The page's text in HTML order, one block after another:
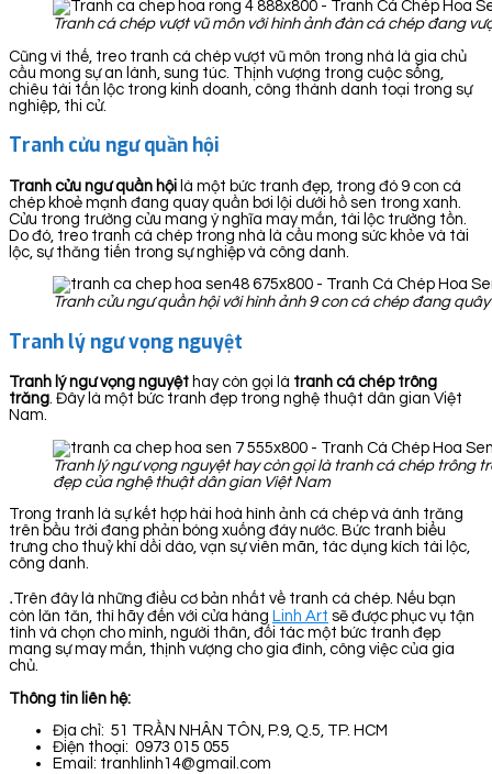
Tranh cá chép vượt vũ môn với hình ảnh đàn cá chép đang
Cũng vì thế, treo tranh cá chép vượt vũ môn trong nhà là gia chủ
cầu mong sự an lành, sung túc. Thịnh vượng trong cuộc sống,
chiêu tài tấn lộc trong kinh doanh, công thành danh toại trong sự
nghiệp, thi cử.
Tranh cửu ngư quần hội
Tranh cửu ngư quần hội là một bức tranh đẹp, trong đó 9 con cá
chép khoẻ mạnh đang quay quần bơi lội dưới hồ sen trong xanh.
Cửu trong trường cửu mang ý nghĩa may mắn, tài lộc trường tồn.
Do đó, treo tranh cá chép trong nhà là cầu mong sức khỏe và tài
lộc, sự thăng tiến trong sự nghiệp và công danh.
Tranh cửu ngư quần hội với hình ảnh 9 con cá chép đang
Tranh lý ngư vọng nguyệt
Tranh lý ngư vọng nguyệt hay còn gọi là tranh cá chép trông
trăng . Đây là một bức tranh đẹp trong nghệ thuật dân gian Việt
Nam.
Tranh lý ngư vọng nguyệt hay còn gọi là tranh cá chép trông
đẹp của nghệ thuật dân gian Việt Nam
Trong tranh là sự kết hợp hài hoà hình ảnh cá chép và ánh trăng
trên bầu trời đang phản bóng xuống đáy nước. Bức tranh biểu
trưng cho thuỷ khí dồi dào, vạn sự viên mãn, tác dụng kích tài lộc,
công danh.
.Trên đây là những điều cơ bản nhất về tranh cá chép. Nếu bạn
còn lăn tăn, thì hãy đến với cửa hàng Linh Art sẽ được phục vụ tận
tình và chọn cho mình, người thân, đối tác một bức tranh đẹp
mang sự may mắn, thịnh vượng cho gia đình, công việc của gia
chủ.
Thông tin liên hệ:
Địa chỉ: 51 TRẦN NHÂN TÔN, P.9, Q.5, TP. HCM
Điện thoại: 0973 015 055
Email: tranhlinh14@gmail.com